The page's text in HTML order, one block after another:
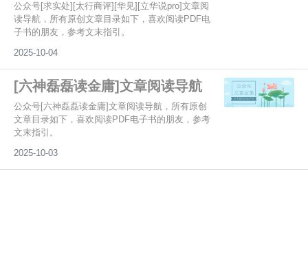
公众号[求实处][太行商评][华见][立华说pro]文章阅
读导航，所有原创文章目录如下，喜欢阅读PDF电
子书的朋友，参考文末指引。
2025-10-04
[六神磊磊读金庸]文章阅读导航
公众号[六神磊磊读金庸]文章阅读导航，所有原创
文章目录如下，喜欢阅读PDF电子书的朋友，参考
文末指引。
2025-10-03